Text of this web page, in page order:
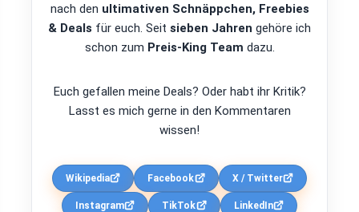
nach den ultimativen Schnäppchen, Freebies
& Deals für euch. Seit sieben Jahren gehöre ich
schon zum Preis-King Team dazu.
Euch gefallen meine Deals? Oder habt ihr Kritik?
Lasst es mich gerne in den Kommentaren
wissen!
Wikipedia Facebook X / Twitter
Instagram TikTok LinkedIn